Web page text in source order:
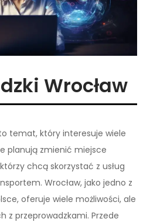
Wrocław
temat, który interesuje wiele
planują zmienić miejsce
chcą skorzystać z usług
Wrocław, jako jedno z
oferuje wiele możliwości, ale
z przeprowadzkami. Przede